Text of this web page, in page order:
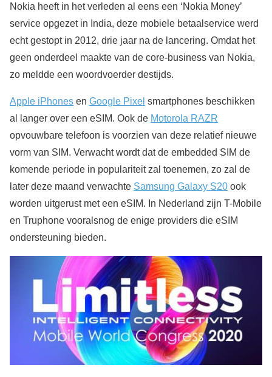
Nokia heeft in het verleden al eens een ‘Nokia Money’
service opgezet in India, deze mobiele betaalservice werd
echt gestopt in 2012, drie jaar na de lancering. Omdat het
geen onderdeel maakte van de core-business van Nokia,
zo meldde een woordvoerder destijds.
Apple iPhones en Google Pixel smartphones beschikken
al langer over een eSIM. Ook de Motorola RAZR
opvouwbare telefoon is voorzien van deze relatief nieuwe
vorm van SIM. Verwacht wordt dat de embedded SIM de
komende periode in populariteit zal toenemen, zo zal de
later deze maand verwachte Samsung Galaxy S20 ook
worden uitgerust met een eSIM. In Nederland zijn T-Mobile
en Truphone vooralsnog de enige providers die eSIM
ondersteuning bieden.